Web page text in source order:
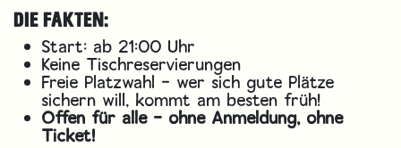
DIE FAKTEN:
Start: ab 21:00 Uhr
Keine Tischreservierungen
Freie Platzwahl - wer sich gute Plätze
sichern will, kommt am besten früh!
Offen für alle - ohne Anmeldung, ohne
Ticket!